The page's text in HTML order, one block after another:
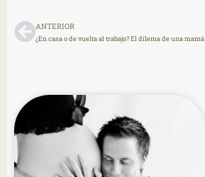
ANTERIOR
¿En casa o de vuelta al trabajo? El dilema de una mamá